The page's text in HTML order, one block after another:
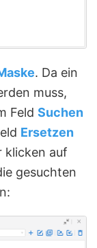
. Da ein
muss,
Feld Suchen
Ersetzen
klicken auf
gesuchten